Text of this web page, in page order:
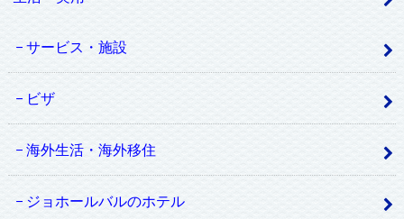
サービス・施設
ビザ
海外生活・海外移住
ジョホールバルのホテル